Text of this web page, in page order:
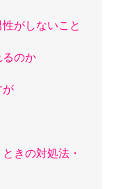
がしないこと
るのか
が
きの対処法・